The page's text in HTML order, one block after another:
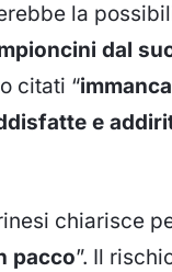
la
dal
citati “
e
chiarisce
pacco”. Il